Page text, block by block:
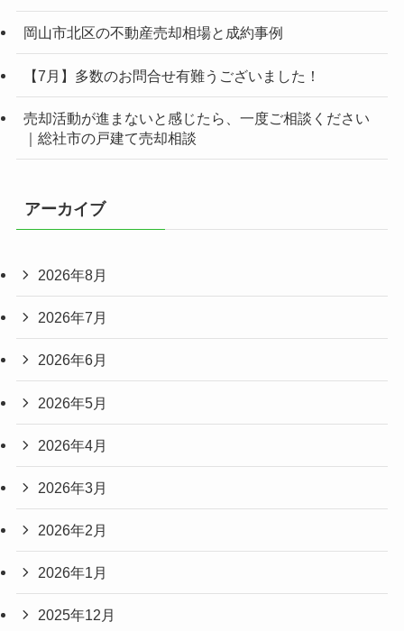
岡山市北区の不動産売却相場と成約事例
【7月】多数のお問合せ有難うございました！
売却活動が進まないと感じたら、一度ご相談ください
｜総社市の戸建て売却相談
アーカイブ
2026年8月
2026年7月
2026年6月
2026年5月
2026年4月
2026年3月
2026年2月
2026年1月
2025年12月